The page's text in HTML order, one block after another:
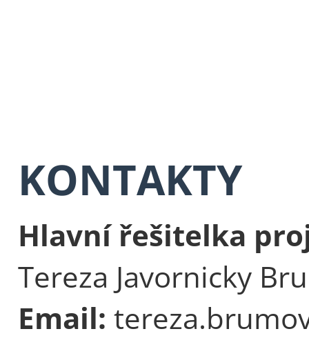
KONTAKTY
Hlavní řešitelka
Tereza Javornicky
Email: